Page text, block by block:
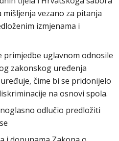
vezano za pitanja
izmjenama i
primjedbe uglavnom odnosile
zakonskog uređenja
čime bi se pridonijelo
na osnovi spola.
odlučio predložiti